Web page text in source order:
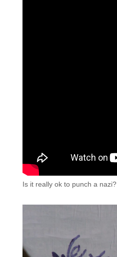
Is it really ok to punch a nazi?